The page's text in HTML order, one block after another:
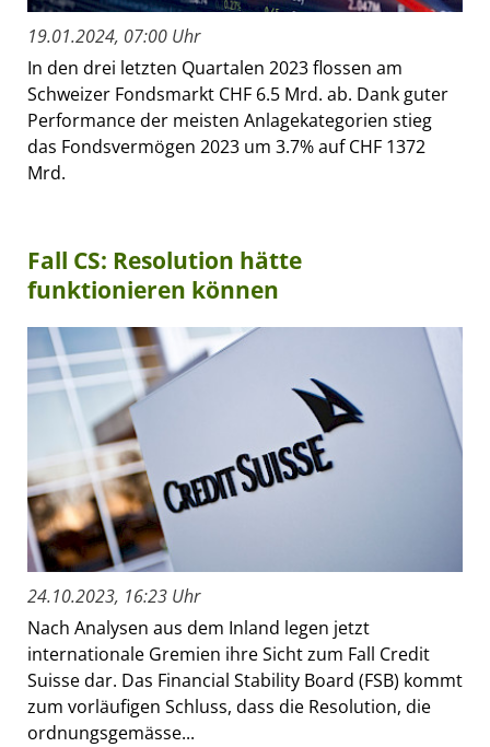
19.01.2024, 07:00 Uhr
In den drei letzten Quartalen 2023 flossen am
Schweizer Fondsmarkt CHF 6.5 Mrd. ab. Dank guter
Performance der meisten Anlagekategorien stieg
das Fondsvermögen 2023 um 3.7% auf CHF 1372
Mrd.
Fall CS: Resolution hätte
funktionieren können
24.10.2023, 16:23 Uhr
Nach Analysen aus dem Inland legen jetzt
internationale Gremien ihre Sicht zum Fall Credit
Suisse dar. Das Financial Stability Board (FSB) kommt
zum vorläufigen Schluss, dass die Resolution, die
ordnungsgemässe...